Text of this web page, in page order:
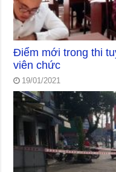
Điểm mới trong thi
viên chức
19/01/2021